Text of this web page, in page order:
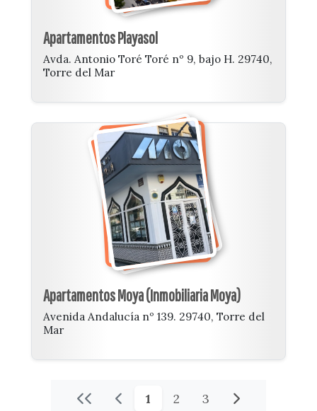
Apartamentos Playasol
Avda. Antonio Toré Toré nº 9, bajo H. 29740,
Torre del Mar
Apartamentos Moya (Inmobiliaria Moya)
Avenida Andalucía nº 139. 29740, Torre del
Mar
1 2 3